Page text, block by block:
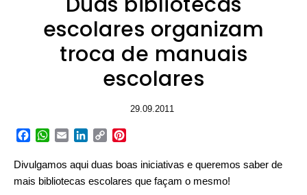
escolares organizam
troca de manuais
escolares
29.09.2011
Facebook
WhatsApp
EmailLinkedIn
Copy
Divulgamos aqui duas boas iniciativas e queremos saber de
mais bibliotecas escolares que façam o mesmo!